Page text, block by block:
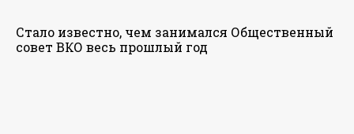
Стало известно, чем занимался Общественный
совет ВКО весь прошлый год